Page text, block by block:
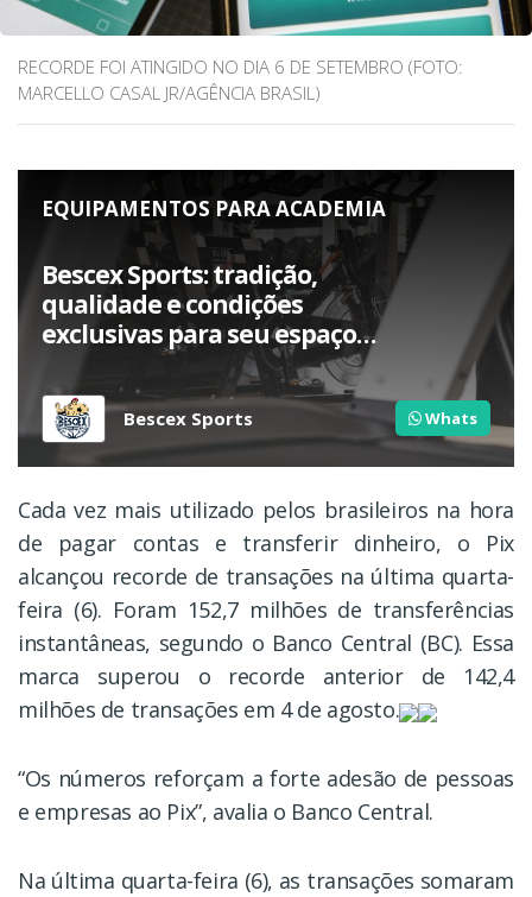
RECORDE FOI ATINGIDO NO DIA 6 DE SETEMBRO (FOTO:
MARCELLO CASAL JR/AGÊNCIA BRASIL)
EQUIPAMENTOS PARA ACADEMIA
Bescex Sports: tradição,
qualidade e condições
exclusivas para seu espaço
Bescex Sports Whats
Cada vez mais utilizado pelos brasileiros na hora
de pagar contas e transferir dinheiro, o Pix
alcançou recorde de transações na última quarta-
feira (6). Foram 152,7 milhões de transferências
instantâneas, segundo o Banco Central (BC). Essa
marca superou o recorde anterior de 142,4
milhões de transações em 4 de agosto.
“Os números reforçam a forte adesão de pessoas
e empresas ao Pix”, avalia o Banco Central.
Na última quarta-feira (6), as transações somaram